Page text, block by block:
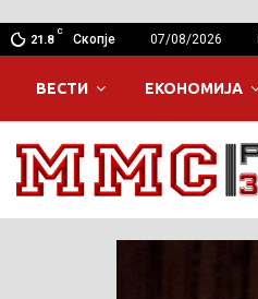
21.8
C
Скопје 07/08/2026
ВЕСТИ ЕКОНОМИЈА